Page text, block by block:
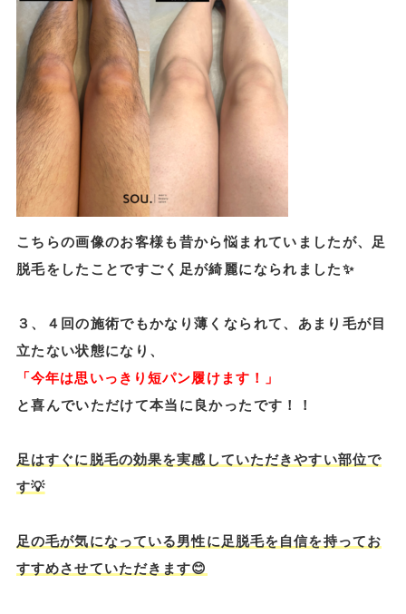
こちらの画像のお客様も昔から悩まれていましたが、足
脱毛をしたことですごく足が綺麗になられました✨
３、４回の施術でもかなり薄くなられて、あまり毛が目
立たない状態になり、
「今年は思いっきり短パン履けます！」
と喜んでいただけて本当に良かったです！！
足はすぐに脱毛の効果を実感していただきやすい部位で
す💡
足の毛が気になっている男性に足脱毛を自信を持ってお
すすめさせていただきます😊